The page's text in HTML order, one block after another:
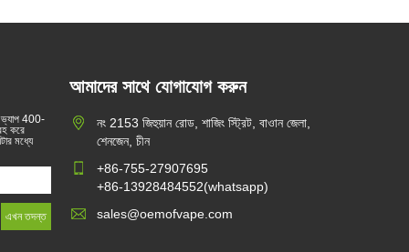
ভ্যাপ 400-
করে
মধ্যে
আমাদের সাথে যোগাযোগ করুন
নং 2153 জিহুয়ান রোড, শাজিং স্ট্রিট, বাওান জেলা,
শেনজেন, চীন
+86-755-27907695
+86-13928484552(whatsapp)
sales@oemofvape.com